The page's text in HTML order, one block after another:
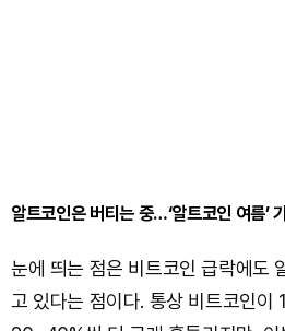
알트코인은 버티는 중…‘알트코인 여름’
눈에 띄는 점은 비트코인 급락에도
고 있다는 점이다. 통상 비트코인이